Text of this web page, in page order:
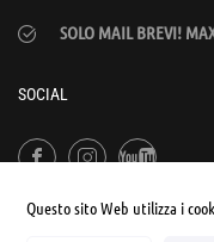
SOLO MAIL BREVI!
SOCIAL
Questo sito Web utilizza i